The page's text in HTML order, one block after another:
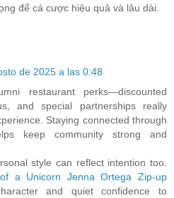
để cá cược hiệu quả và lâu dài.
de 2025 a las 0:48
restaurant perks—discounted
and special partnerships really
Staying connected through
keep community strong and
style can reflect intention too.
a Unicorn Jenna Ortega Zip‑up
and quiet confidence to